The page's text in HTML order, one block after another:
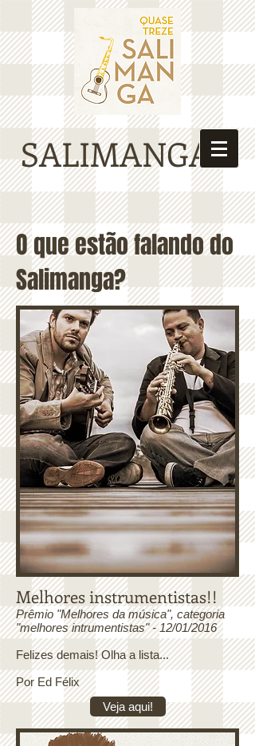
SALIMANGA
O que estão falando do
Salimanga?
Melhores instrumentistas!!
Prêmio "Melhores da música", categoria
"melhores intrumentistas" - 12/01/2016
Felizes demais! Olha a lista...
Por Ed Félix
Veja aqui!